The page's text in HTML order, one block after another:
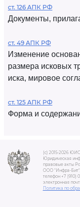
ст. 126 АПК РФ
Документы,
ст. 49 АПК РФ
Изменение
размера исковых
иска, мировое
ст. 125 АПК РФ
Форма и
(c) 2015-2026
Юридическая
правовые акты
ООО "Инфра-Бит",
телефон +7 (910)
электронная
Политика по